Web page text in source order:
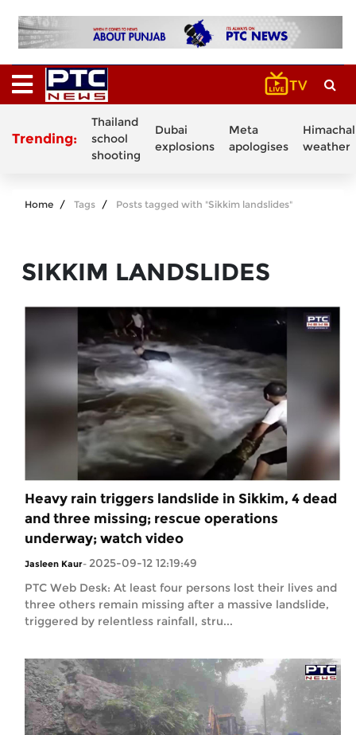
Trending:
Thailand
school
shooting
Dubai
explosions
Meta
apologises
Himachal
weather
Home Tags Posts tagged with "Sikkim landslides"
SIKKIM LANDSLIDES
Heavy rain triggers landslide in Sikkim, 4 dead
and three missing; rescue operations
underway; watch video
Jasleen Kaur- 2025-09-12 12:19:49
PTC Web Desk: At least four persons lost their lives and
three others remain missing after a massive landslide,
triggered by relentless rainfall, stru...